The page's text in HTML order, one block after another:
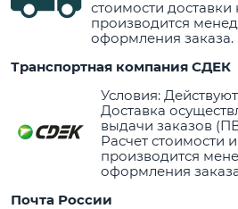
стоимости доставки
производится
оформления заказа.
Транспортная компания СДЕК
Условия:
Доставка
выдачи заказов
Расчет стоимости
производится
оформления
Почта России